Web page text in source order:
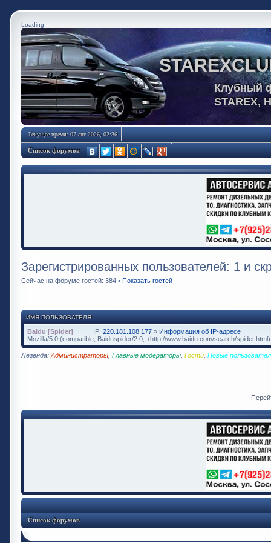
Loading
Клубный
STAREX,
Текущее время: 07 авг 2026, 02:36
Список форумов
Зарегистрированных пользователей: 1 и
Сейчас на форуме гостей: 384 • Показать гостей
ИМЯ ПОЛЬЗОВАТЕЛЯ
Baidu [Spider] IP: 220.181.108.177 » Информация об IP-адресе
Mozilla/5.0 (compatible; Baiduspider/2.0; +http://www.baidu.com/search/spider.html)
Легенда: Администраторы Главные модераторы Гости Новые
Список форумов